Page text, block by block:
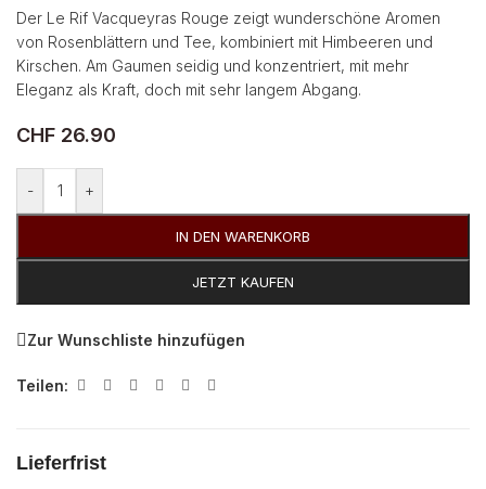
Der Le Rif Vacqueyras Rouge zeigt wunderschöne Aromen
von Rosenblättern und Tee, kombiniert mit Himbeeren und
Kirschen. Am Gaumen seidig und konzentriert, mit mehr
Eleganz als Kraft, doch mit sehr langem Abgang.
CHF 26.90
- +
IN DEN WARENKORB
JETZT KAUFEN
Zur Wunschliste hinzufügen
Teilen:
Lieferfrist